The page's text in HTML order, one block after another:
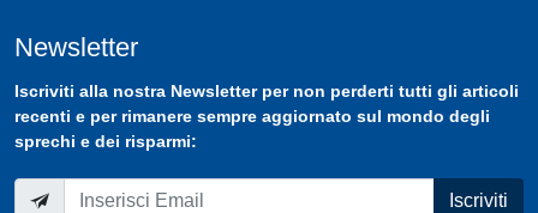
Newsletter
Iscriviti alla nostra Newsletterper non perderti tutti gli articoli
recenti e per rimanere sempre aggiornato sul mondo degli
sprechi e dei risparmi:
Iscriviti